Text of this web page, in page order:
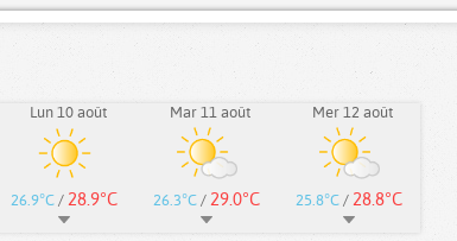
Lun 10 août
26.9°C / 28.9°C
Mar 11 août
26.3°C / 29.0°C
Mer 12 août
25.8°C / 28.8°C